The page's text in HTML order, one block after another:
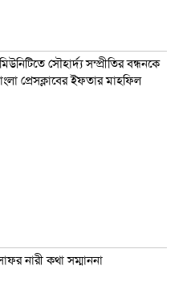
সৌহার্দ্য সম্প্রীতির বন্ধনকে
প্রেসক্লাবের ইফতার মাহফিল
নারী কথা সম্মাননা